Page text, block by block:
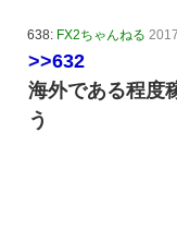
638: FX2ちゃんねる
>>632
海外である程度
う